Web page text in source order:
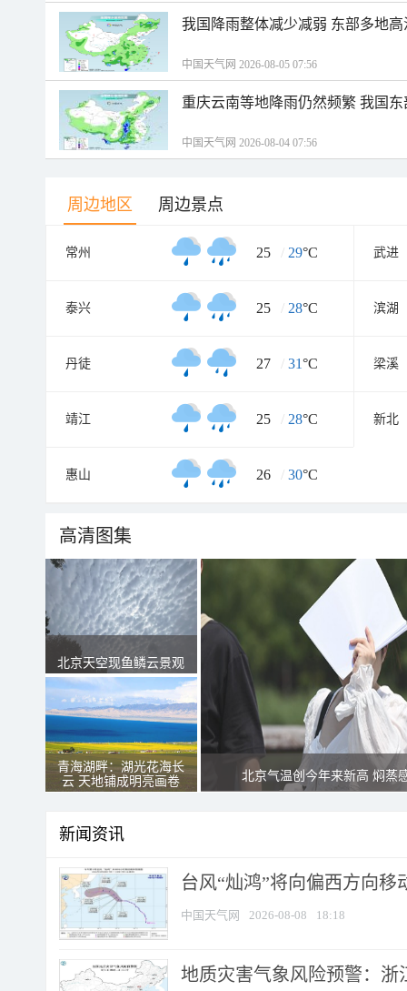
我国降雨整体减少减弱 东部多地
中国天气网 2026-08-05 07:56
重庆云南等地降雨仍然频繁 我国
中国天气网 2026-08-04 07:56
周边地区 周边景点
常州 25 / 29°C 武进
泰兴 25 / 28°C 滨湖
丹徒 27 / 31°C 梁溪
靖江 25 / 28°C 新北
惠山 26 / 30°C
高清图集
北京天空现鱼鳞云景观
青海湖畔：湖光花海长
云 天地铺成明亮画卷
北京气温创今年来新高 焖蒸
新闻资讯
台风“灿鸿”将向偏西方向移
中国天气网 2026-08-08 18:18
地质灾害气象风险预警：